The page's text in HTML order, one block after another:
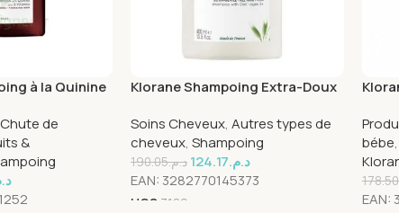
à la Quinine
Chute de
&
Klorane Shampoing Extra-Doux
Soins Cheveux, Autres types de
cheveux, Shampoing
د.م.190.05 د.م.124.17
EAN: 3282770145373
UGS 3189
bébe,
178.50
EAN: